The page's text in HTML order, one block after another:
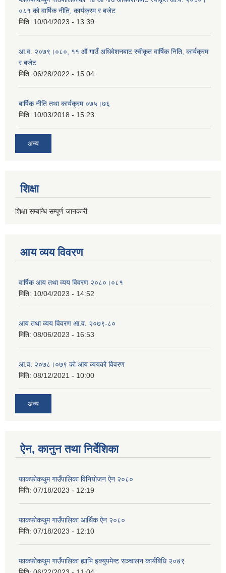
०८१ को वार्षिक नीति, कार्यक्रम र बजेट
मिति: 10/04/2023 - 13:39
आ.व. २०७९।०८०, ११ औं गाउँ अधिवेशनबाट स्वीकृत वार्षिक निति, कार्यक्रम
र बजेट
मिति: 06/28/2022 - 15:04
बार्षिक नीति तथा कार्यक्रम ०७५।७६
मिति: 10/03/2018 - 15:23
अन्य
शिक्षा
शिक्षा सम्बन्धि सम्पूर्ण जानकारी
आय व्यय विवरण
वार्षिक आय तथा व्यय विवरण २०८०।०८१
मिति: 10/04/2023 - 14:52
आय तथा व्यय विवरण आ.व. २०७९-८०
मिति: 08/06/2023 - 16:53
आ.व. २०७८।०७९ को आय व्ययको विवरण
मिति: 08/12/2021 - 10:00
अन्य
ऐन, कानुन तथा निर्देशिका
फाकफोकथुम गाउँपालिका विनियोजन ऐन २०८०
मिति: 07/18/2023 - 12:19
फाकफोकथुम गाउँपालिका आर्थिक ऐन २०८०
मिति: 07/18/2023 - 12:10
फाकफोकथुम गाउँपालिका ह्याभि इक्युपमेन्ट सञ्चालन कार्यबिधि २०७९